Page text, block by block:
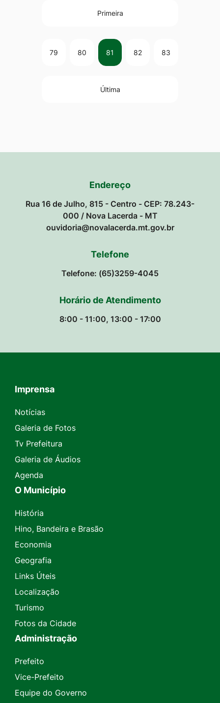
Primeira
79 80 81 82 83
Última
Endereço
Rua 16 de Julho, 815 - Centro - CEP: 78.243-
000 / Nova Lacerda - MT
ouvidoria@novalacerda.mt.gov.br
Telefone
Telefone: (65)3259-4045
Horário de Atendimento
8:00 - 11:00, 13:00 - 17:00
Seção do Rodapé e Contato
Imprensa
Notícias
Galeria de Fotos
Tv Prefeitura
Galeria de Áudios
Agenda
O Município
História
Hino, Bandeira e Brasão
Economia
Geografia
Links Úteis
Localização
Turismo
Fotos da Cidade
Administração
Prefeito
Vice-Prefeito
Equipe do Governo